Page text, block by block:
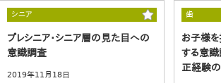
シニア
プレシニア・シニア層の見た目への
意識調査
2019年11月18日
歯
お子様
する意
正経験